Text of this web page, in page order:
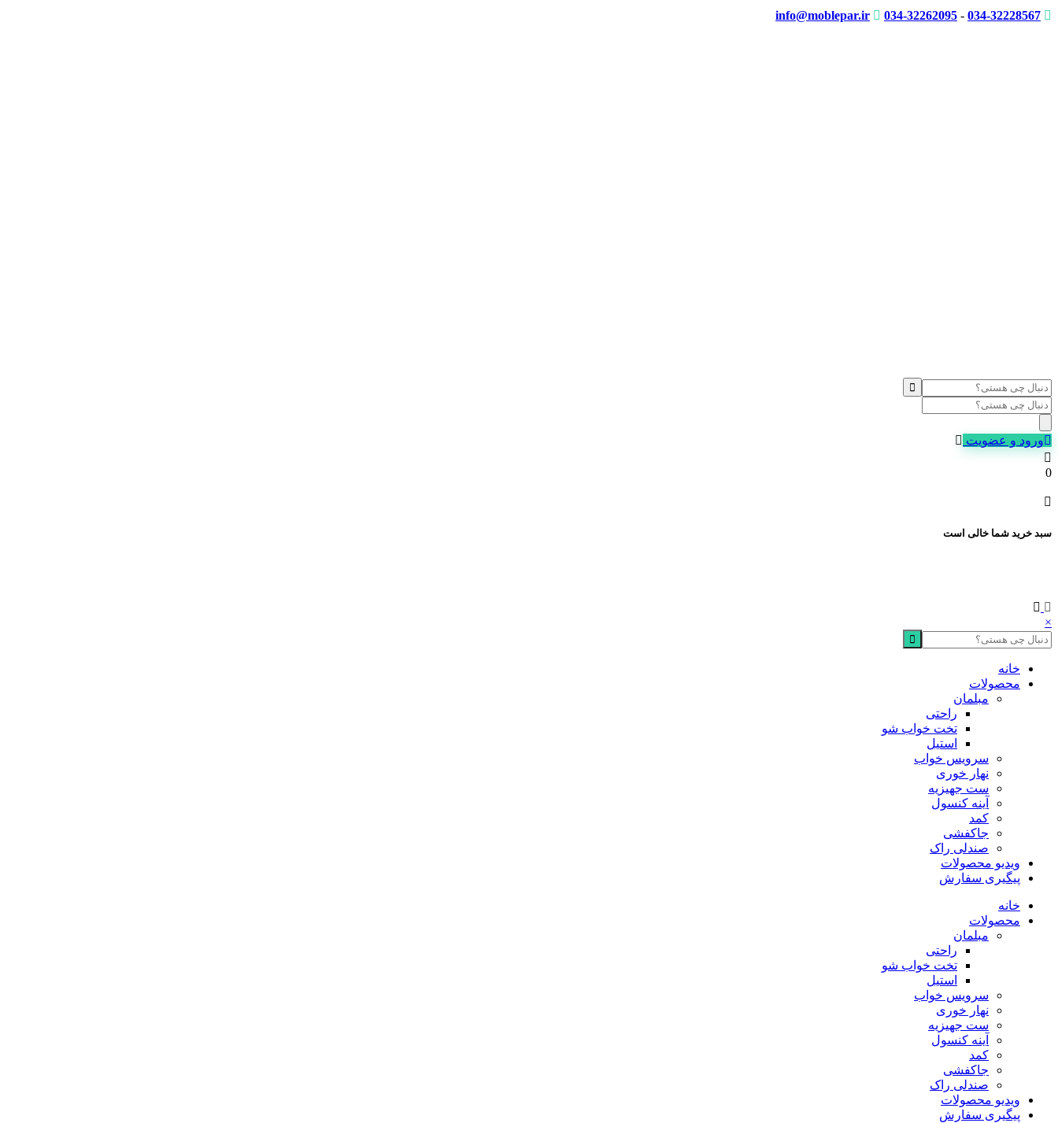
info@moblepar.ir 034-32262095 - 034-32228567
Products
search
ورود و عضویت
0
سبد خرید شما خالی است
×
خانه
محصولات
مبلمان
راحتی
تخت خواب شو
استیل
سرویس خواب
نهار خوری
ست جهیزیه
آینه کنسول
کمد
جاکفشی
صندلی راک
ویدیو محصولات
پیگیری سفارش
خانه
محصولات
مبلمان
راحتی
تخت خواب شو
استیل
سرویس خواب
نهار خوری
ست جهیزیه
آینه کنسول
کمد
جاکفشی
صندلی راک
ویدیو محصولات
پیگیری سفارش